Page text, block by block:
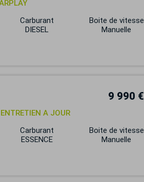
Carburant
DIESEL
Boite de vitesse
Manuelle
9 990 €
A JOUR
Carburant
ESSENCE
Boite de vitesse
Manuelle